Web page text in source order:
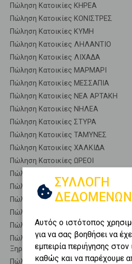
Πώληση Κατοικίες ΚΗΡΕΑ
Πώληση Κατοικίες ΚΟΝΙΣΤΡΕΣ
Πώληση Κατοικίες ΚΥΜΗ
Πώληση Κατοικίες ΛΗΛΑΝΤΙΟ
Πώληση Κατοικίες ΛΙΧΑΔΑ
Πώληση Κατοικίες ΜΑΡΜΑΡΙ
Πώληση Κατοικίες ΜΕΣΣΑΠΙΑ
Πώληση Κατοικίες ΝΕΑ ΑΡΤΑΚΗ
Πώληση Κατοικίες ΝΗΛΕΑ
Πώληση Κατοικίες ΣΤΥΡΑ
Πώληση Κατοικίες ΤΑΜΥΝΕΣ
Πώληση Κατοικίες ΧΑΛΚΙΔΑ
Πώληση Κατοικίες ΩΡΕΟΙ
Πώληση Αποθήκες ΑΝΘΗΔΩΝΟΣ -
Πώληση Γκαρσονιέρες ΑΝΘΗΔΩΝΟΣ
Πώληση Διαμερίσματα ΑΝΘΗΔΩΝΟΣ -
Πώληση Κτίρια ΑΝΘΗΔΩΝΟΣ -
Πώληση Μεζονέτες (ανεξάρτητη)
Πώληση Μεζονέτες (εφαπτόμενη)
Ξηρόβρυση
Πώληση Μονοκατοικίες
ΣΥΛΛΟΓΗ
ΔΕΔΟΜΕΝΩΝ
Αυτός ο ιστότοπος
για να σας βοηθήσει να
εμπειρία περιήγησης
καθώς και να παρέχουμε